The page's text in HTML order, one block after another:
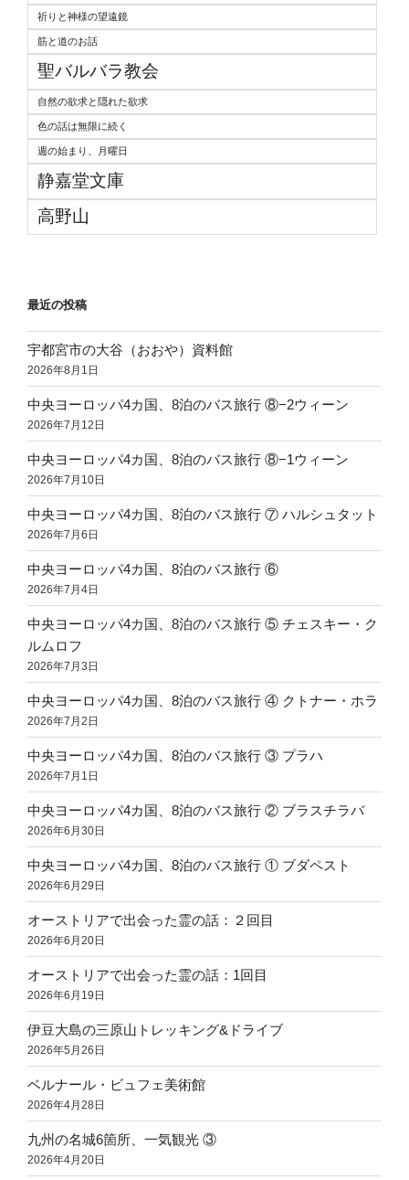
祈りと神様の望遠鏡
筋と道のお話
聖バルバラ教会
自然の欲求と隠れた欲求
色の話は無限に続く
週の始まり、月曜日
静嘉堂文庫
高野山
最近の投稿
宇都宮市の大谷（おおや）資料館
2026年8月1日
中央ヨーロッパ4カ国、8泊のバス旅行 ⑧−2ウィーン
2026年7月12日
中央ヨーロッパ4カ国、8泊のバス旅行 ⑧−1ウィーン
2026年7月10日
中央ヨーロッパ4カ国、8泊のバス旅行 ⑦ ハルシュタット
2026年7月6日
中央ヨーロッパ4カ国、8泊のバス旅行 ⑥
2026年7月4日
中央ヨーロッパ4カ国、8泊のバス旅行 ⑤ チェスキー・ク
ルムロフ
2026年7月3日
中央ヨーロッパ4カ国、8泊のバス旅行 ④ クトナー・ホラ
2026年7月2日
中央ヨーロッパ4カ国、8泊のバス旅行 ③ プラハ
2026年7月1日
中央ヨーロッパ4カ国、8泊のバス旅行 ② ブラスチラバ
2026年6月30日
中央ヨーロッパ4カ国、8泊のバス旅行 ① ブダペスト
2026年6月29日
オーストリアで出会った霊の話：２回目
2026年6月20日
オーストリアで出会った霊の話：1回目
2026年6月19日
伊豆大島の三原山トレッキング&ドライブ
2026年5月26日
ベルナール・ビュフェ美術館
2026年4月28日
九州の名城6箇所、一気観光 ③
2026年4月20日